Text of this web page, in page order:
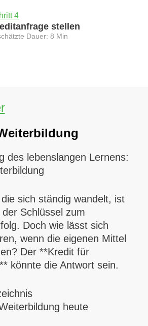
4
stellen
Dauer: 8 Min
des lebenslangen Lernens:
sich ständig wandelt, ist
Schlüssel zum
Doch wie lässt sich
wenn die eigenen Mittel
Der **Kredit für
könnte die Antwort sein.
heute